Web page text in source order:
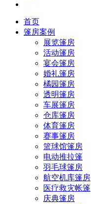
首页
篷房案例
展览篷房
活动篷房
宴会篷房
婚礼篷房
橘园篷房
透明篷房
车展篷房
仓库篷房
体育篷房
赛事篷房
篮球馆篷房
电动推拉篷
羽毛球篷房
航空机库篷房
医疗救灾帐篷
庆典篷房